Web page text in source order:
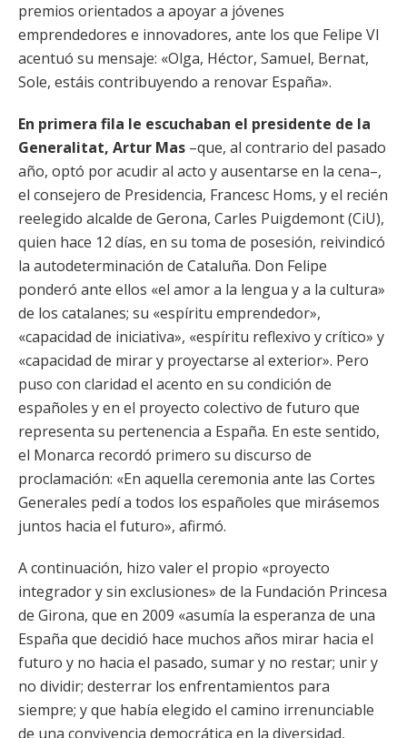
premios orientados a apoyar a jóvenes
emprendedores e innovadores, ante los que Felipe VI
acentuó su mensaje: «Olga, Héctor, Samuel, Bernat,
Sole, estáis contribuyendo a renovar España».
En primera fila le escuchaban el presidente de la
Generalitat, Artur Mas –que, al contrario del pasado
año, optó por acudir al acto y ausentarse en la cena–,
el consejero de Presidencia, Francesc Homs, y el recién
reelegido alcalde de Gerona, Carles Puigdemont (CiU),
quien hace 12 días, en su toma de posesión, reivindicó
la autodeterminación de Cataluña. Don Felipe
ponderó ante ellos «el amor a la lengua y a la cultura»
de los catalanes; su «espíritu emprendedor»,
«capacidad de iniciativa», «espíritu reflexivo y crítico» y
«capacidad de mirar y proyectarse al exterior». Pero
puso con claridad el acento en su condición de
españoles y en el proyecto colectivo de futuro que
representa su pertenencia a España. En este sentido,
el Monarca recordó primero su discurso de
proclamación: «En aquella ceremonia ante las Cortes
Generales pedí a todos los españoles que mirásemos
juntos hacia el futuro», afirmó.
A continuación, hizo valer el propio «proyecto
integrador y sin exclusiones» de la Fundación Princesa
de Girona, que en 2009 «asumía la esperanza de una
España que decidió hace muchos años mirar hacia el
futuro y no hacia el pasado, sumar y no restar; unir y
no dividir; desterrar los enfrentamientos para
siempre; y que había elegido el camino irrenunciable
de una convivencia democrática en la diversidad,